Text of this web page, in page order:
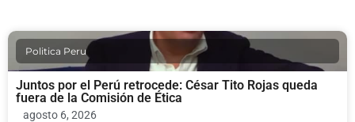
Politica Peru
Juntos por el Perú retrocede: César Tito Rojas queda
fuera de la Comisión de Ética
agosto 6, 2026